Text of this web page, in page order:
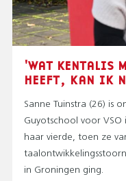
'WAT KENTALIS
HEEFT, KAN IK
Sanne Tuinstra (26) is
Guyotschool voor VSO
haar vierde, toen ze
in Groningen ging.